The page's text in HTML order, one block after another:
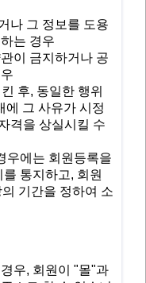
나 그 정보를 도용
는 경우
이 금지하거나 공
후, 동일한 행위
에 그 사유가 시정
격을 상실시킬 수
우에는 회원등록을
통지하고, 회원
기간을 정하여 소
우, 회원이 "몰"과